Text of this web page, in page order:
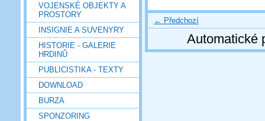
VOJENSKÉ OBJEKTY A
PROSTORY
INSIGNIE A SUVENYRY
HISTORIE - GALERIE
HRDINŮ
PUBLICISTIKA - TEXTY
DOWNLOAD
BURZA
SPONZORING
← Předchozí
Automatické